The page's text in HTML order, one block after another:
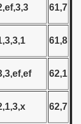
61,7
61,8
62,1
62,7